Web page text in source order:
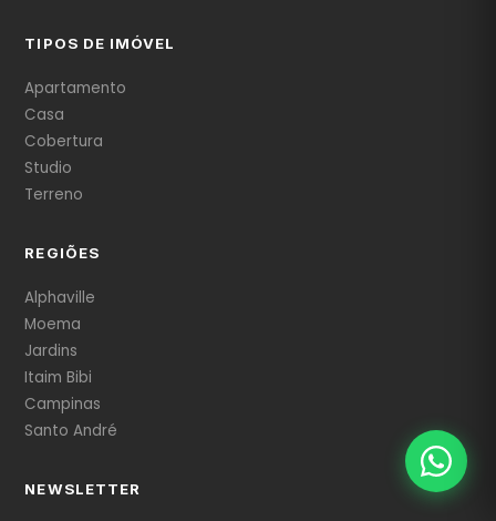
TIPOS DE IMÓVEL
Apartamento
Casa
Cobertura
Studio
Terreno
REGIÕES
Alphaville
Moema
Jardins
Itaim Bibi
Campinas
Santo André
NEWSLETTER